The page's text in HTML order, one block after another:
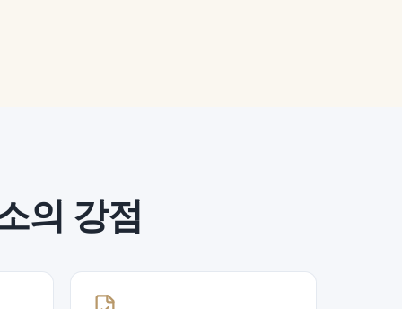
의 강점